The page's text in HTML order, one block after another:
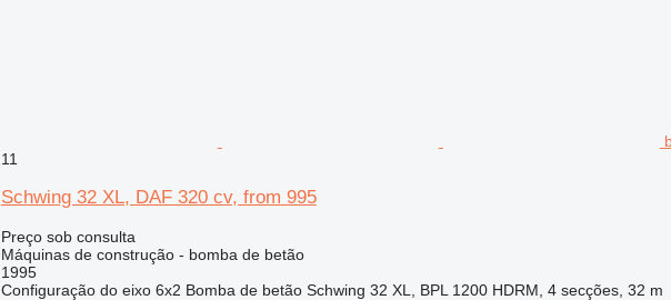
11
Schwing 32 XL, DAF 320 cv, from 995
Preço sob consulta
Máquinas de construção - bomba de betão
1995
Configuração do eixo 6x2 Bomba de betão Schwing 32 XL, BPL 1200 HDRM, 4 secções, 32 m